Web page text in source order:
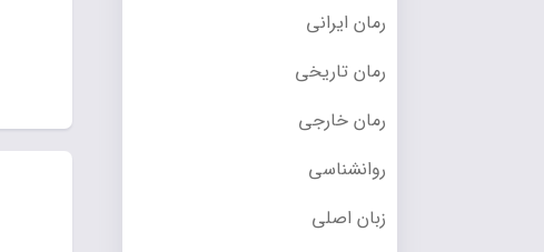
رمان ایرانی
رمان تاریخی
رمان خارجی
روانشناسی
زبان اصلی